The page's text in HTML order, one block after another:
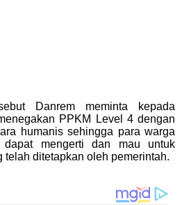
Danrem meminta kepada
PPKM Level 4 dengan
humanis sehingga para warga
mengerti dan mau untuk
telah ditetapkan oleh pemerintah.